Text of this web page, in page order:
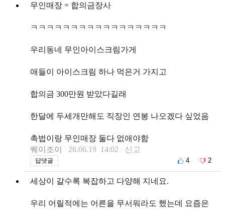
무인매장 = 합의금장사
ㅋㅋㅋㅋㅋㅋㅋㅋㅋㅋㅋㅋㅋㅋㅋㅋㅋ
우리동네 무인아이스크림가게
애들이 아이스크림 하나 먹은거 가지고
합의금 300만원 받았다길래
한달에 두세개만해도 직장인 연봉 나오겠다 싶었음
촉법이랑 무인매장 둘다 없애야함
퀘이조이
26.06.19 14:02 신고
답댓글 4 2
세상이 갈수록 복잡하고 다양해 지네요.
우리 어릴적에는 어른을 무서워라도 했는데 요즘은